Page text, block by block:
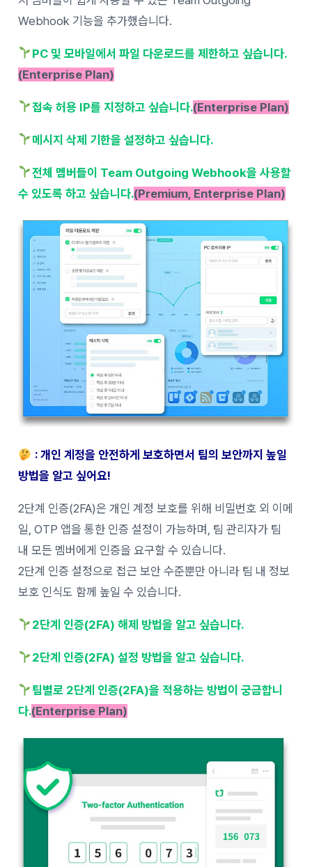
Webhook 기능을 추가했습니다.
PC 및 모바일에서 파일 다운로드를 제한하고 싶습니다.
(Enterprise Plan)
접속 허용 IP를 지정하고 싶습니다.(Enterprise Plan)
메시지 삭제 기한을 설정하고 싶습니다.
전체 멤버들이 Team Outgoing Webhook을 사용할
수 있도록 하고 싶습니다.(Premium, Enterprise Plan)
: 개인 계정을 안전하게 보호하면서 팀의 보안까지 높일
방법을 알고 싶어요!
2단계 인증(2FA)은 개인 계정 보호를 위해 비밀번호 외 이메
일, OTP 앱을 통한 인증 설정이 가능하며, 팀 관리자가 팀
내 모든 멤버에게 인증을 요구할 수 있습니다.
2단계 인증 설정으로 접근 보안 수준뿐만 아니라 팀 내 정보
보호 인식도 함께 높일 수 있습니다.
2단계 인증(2FA) 해제 방법을 알고 싶습니다.
2단계 인증(2FA) 설정 방법을 알고 싶습니다.
팀별로 2단계 인증(2FA)을 적용하는 방법이 궁금합니
다.(Enterprise Plan)